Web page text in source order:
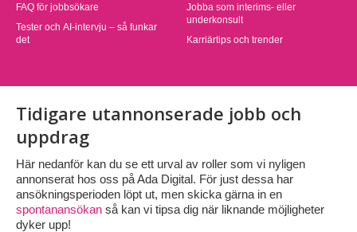
FAQ för jobbsökare
Tester och AI-intervju – så funkar
det
Jobba som interims- eller
underkonsult
Karriärtips och trender
Tidigare utannonserade jobb och
uppdrag
Här nedanför kan du se ett urval av roller som vi nyligen
annonserat hos oss på Ada Digital. För just dessa har
ansökningsperioden löpt ut, men skicka gärna in en
spontanansökan så kan vi tipsa dig när liknande möjligheter
dyker upp!